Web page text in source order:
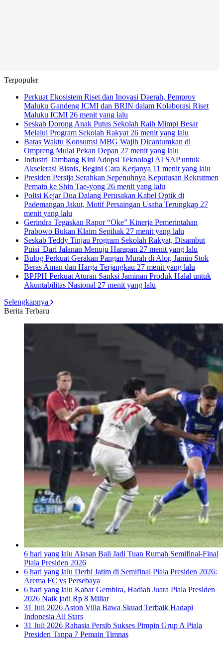
Terpopuler
Perkuat Ekosistem Riset dan Inovasi Daerah, Pemprov
Maluku Gandeng ICMI dan BRIN dalam Kolaborasi Riset
Maluku ICMI 26 menit yang lalu
Seskab Dorong Anak Putus Sekolah Raih Mimpi Besar
Melalui Program Sekolah Rakyat 26 menit yang lalu
Batas Waktu Konsumsi MBG Wajib Dicantumkan di
Ompreng Mulai Pekan Depan 27 menit yang lalu
Industri Tambang Kini Adopsi Teknologi AI SAP untuk
Akselerasi Bisnis, Begini Cara Kerjanya 11 menit yang lalu
Presiden Persija Serahkan Sepenuhnya Keputusan Rekrutmen
Pemain ke Shin Tae-yong 26 menit yang lalu
Polisi Kejar Dua Dalang Perusakan Kabel Optik di
Pademangan Jakut, Motif Persaingan Usaha Terungkap 27
menit yang lalu
Gerindra Tegaskan Rapor “Oke” Kinerja Pemerintahan
Prabowo Bukan Klaim Sepihak 27 menit yang lalu
Seskab Teddy Tinjau Program Sekolah Rakyat, Disambut
Puisi 'Dari Jalanan Menuju Harapan 27 menit yang lalu
Bulog Perkuat Gerakan Pangan Murah di Alor, Jamin Stok
Beras Aman dan Harga Terjangkau 27 menit yang lalu
BPJPH Perkuat Aturan Sanksi Jaminan Produk Halal untuk
Akuntabilitas Nasional 27 menit yang lalu
Selengkapnya
Berita Terbaru
6 hari yang lalu Alasan Bali Jadi Tuan Rumah Semifinal-Final
Piala Presiden 2026
6 hari yang lalu Derbi Jatim di Semifinal Piala Presiden 2026:
Arema FC vs Persebaya
6 hari yang lalu Kabar Gembira, Hadiah Juara Piala Presiden
2026 Naik jadi Rp 8 Miliar
31 Juli 2026 Aston Villa Bawa Skuad Terbaik Hadapi
Indonesia All Stars
31 Juli 2026 Rahasia Persib Sukses Pimpin Grup A Piala
Presiden Tanpa 7 Pemain Timnas